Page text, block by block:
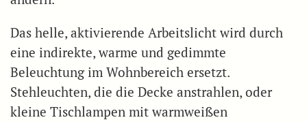
Das helle, aktivierende Arbeitslicht wird durch
eine indirekte, warme und gedimmte
Beleuchtung im Wohnbereich ersetzt.
Stehleuchten, die die Decke anstrahlen, oder
kleine Tischlampen mit warmweißen